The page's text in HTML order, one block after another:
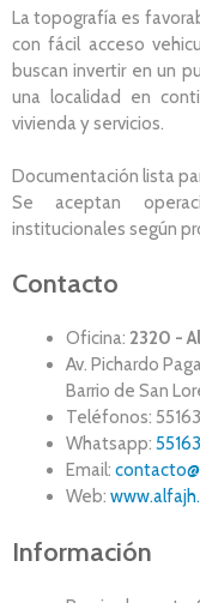
La topografía es
con fácil acceso
buscan invertir en un
una localidad en
vivienda y servicios.
Documentación lista
Se aceptan
institucionales según
Contacto
Oficina: 2320 -
Av. Pichardo
Barrio de San
Teléfonos:
Whatsapp:
Email:
Web:
Información